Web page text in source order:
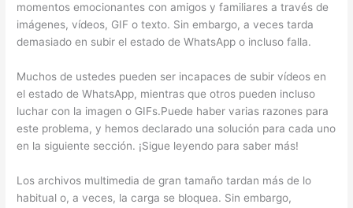
momentos emocionantes con amigos y familiares a través de
imágenes, vídeos, GIF o texto. Sin embargo, a veces tarda
demasiado en subir el estado de WhatsApp o incluso falla.
Muchos de ustedes pueden ser incapaces de subir vídeos en
el estado de WhatsApp, mientras que otros pueden incluso
luchar con la imagen o GIFs.Puede haber varias razones para
este problema, y hemos declarado una solución para cada uno
en la siguiente sección. ¡Sigue leyendo para saber más!
Los archivos multimedia de gran tamaño tardan más de lo
habitual o, a veces, la carga se bloquea. Sin embargo,